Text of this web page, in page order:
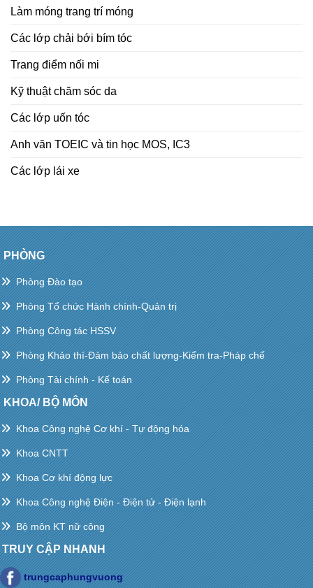
Làm móng trang trí móng
Các lớp chải bới bím tóc
Trang điểm nối mi
Kỹ thuật chăm sóc da
Các lớp uốn tóc
Anh văn TOEIC và tin học MOS, IC3
Các lớp lái xe
PHÒNG
Phòng Đào tạo
Phòng Tổ chức Hành chính-Quản trị
Phòng Công tác HSSV
Phòng Khảo thí-Đảm bảo chất lượng-Kiểm tra-Pháp chế
Phòng Tài chính - Kế toán
KHOA/ BỘ MÔN
Khoa Công nghệ Cơ khí - Tự động hóa
Khoa CNTT
Khoa Cơ khí động lực
Khoa Công nghệ Điện - Điện tử - Điện lạnh
Bộ môn KT nữ công
TRUY CẬP NHANH
trungcaphungvuong